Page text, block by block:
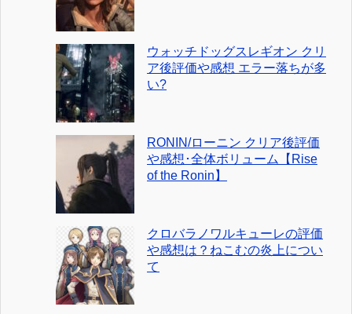
ウォッチドッグスレギオン クリ
ア後評価や感想 エラー落ちが多
い?
RONIN/ローニン クリア後評価
や感想･全体ボリューム【Rise
of the Ronin】
クロバラノワルキューレの評価
や感想は？ねこむの炎上につい
て